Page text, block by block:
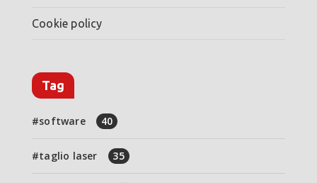
Cookie policy
Tag
software 40
taglio laser 35